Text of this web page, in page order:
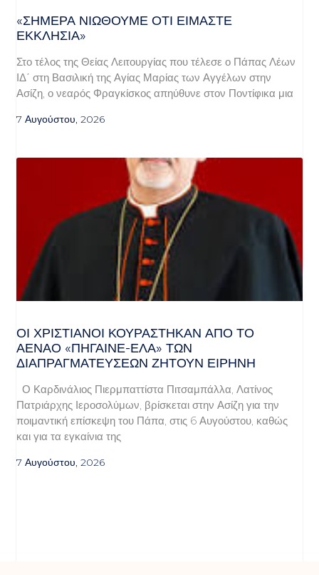
«ΣΉΜΕΡΑ ΝΙΏΘΟΥΜΕ ΌΤΙ ΕΊΜΑΣΤΕ
ΕΚΚΛΗΣΊΑ»
Στο τέλος της Θείας Λειτουργίας που τέλεσε ο Πάπας Λέων
ΙΔ΄ στη Βασιλική της Αγίας Μαρίας των Αγγέλων στην
Ασίζη, ο νεαρός Φραγκίσκος απηύθυνε στον Ποντίφικα μια
7 Αυγούστου, 2026
ΟΙ ΧΡΙΣΤΙΑΝΟΊ ΚΟΥΡΆΣΤΗΚΑΝ ΑΠΌ ΤΟ
ΑΈΝΑΟ «ΠΉΓΑΙΝΕ-ΈΛΑ» ΤΩΝ
ΔΙΑΠΡΑΓΜΑΤΕΎΣΕΩΝ ΖΗΤΟΎΝ ΕΙΡΉΝΗ
Ο Καρδινάλιος Πιερμπαττίστα Πιτσαμπάλλα, Λατίνος
Πατριάρχης Ιεροσολύμων, βρίσκεται στην Ασίζη για την
ποιμαντική επίσκεψη του Πάπα, στις 6 Αυγούστου, καθώς
και για τα εγκαίνια της
7 Αυγούστου, 2026